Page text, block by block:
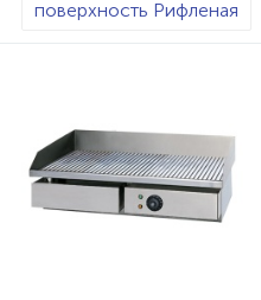
поверхность Рифленая